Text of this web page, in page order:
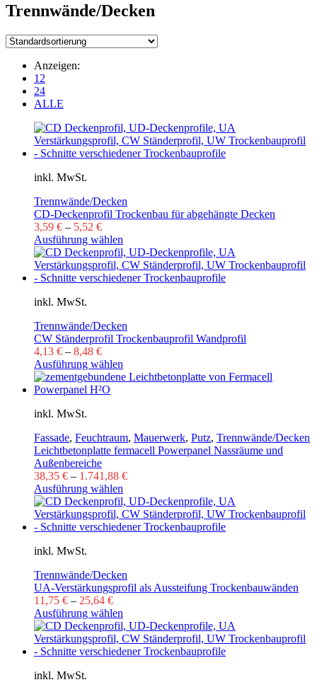
Trennwände/Decken
Anzeigen:
12
24
ALLE
inkl. MwSt.
Trennwände/Decken
CD-Deckenprofil Trockenbau für abgehängte Decken
3,59 € – 5,52 €
Ausführung wählen
inkl. MwSt.
Trennwände/Decken
CW Ständerprofil Trockenbauprofil Wandprofil
4,13 € – 8,48 €
Ausführung wählen
inkl. MwSt.
Fassade, Feuchtraum, Mauerwerk, Putz, Trennwände/Decken
Leichtbetonplatte fermacell Powerpanel Nassräume und
Außenbereiche
38,35 € – 1.741,88 €
Ausführung wählen
inkl. MwSt.
Trennwände/Decken
UA-Verstärkungsprofil als Aussteifung Trockenbauwänden
11,75 € – 25,64 €
Ausführung wählen
inkl. MwSt.